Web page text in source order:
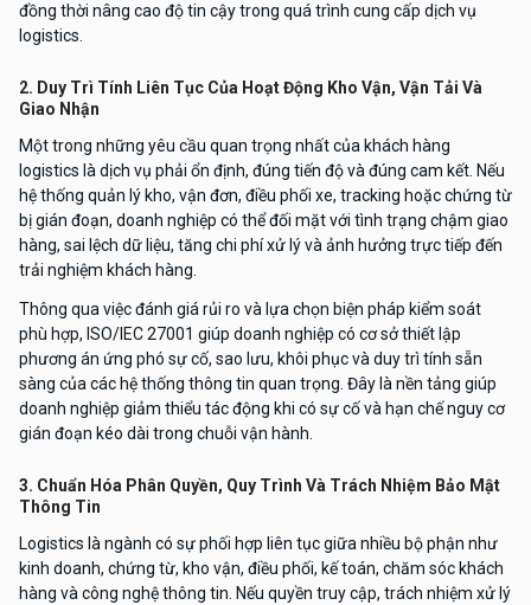
đồng thời nâng cao độ tin cậy trong quá trình cung cấp dịch vụ
logistics.
2. Duy Trì Tính Liên Tục Của Hoạt Động Kho Vận, Vận Tải Và
Giao Nhận
Một trong những yêu cầu quan trọng nhất của khách hàng
logistics là dịch vụ phải ổn định, đúng tiến độ và đúng cam kết. Nếu
hệ thống quản lý kho, vận đơn, điều phối xe, tracking hoặc chứng từ
bị gián đoạn, doanh nghiệp có thể đối mặt với tình trạng chậm giao
hàng, sai lệch dữ liệu, tăng chi phí xử lý và ảnh hưởng trực tiếp đến
trải nghiệm khách hàng.
Thông qua việc đánh giá rủi ro và lựa chọn biện pháp kiểm soát
phù hợp, ISO/IEC 27001 giúp doanh nghiệp có cơ sở thiết lập
phương án ứng phó sự cố, sao lưu, khôi phục và duy trì tính sẵn
sàng của các hệ thống thông tin quan trọng. Đây là nền tảng giúp
doanh nghiệp giảm thiểu tác động khi có sự cố và hạn chế nguy cơ
gián đoạn kéo dài trong chuỗi vận hành.
3. Chuẩn Hóa Phân Quyền, Quy Trình Và Trách Nhiệm Bảo Mật
Thông Tin
Logistics là ngành có sự phối hợp liên tục giữa nhiều bộ phận như
kinh doanh, chứng từ, kho vận, điều phối, kế toán, chăm sóc khách
hàng và công nghệ thông tin. Nếu quyền truy cập, trách nhiệm xử lý